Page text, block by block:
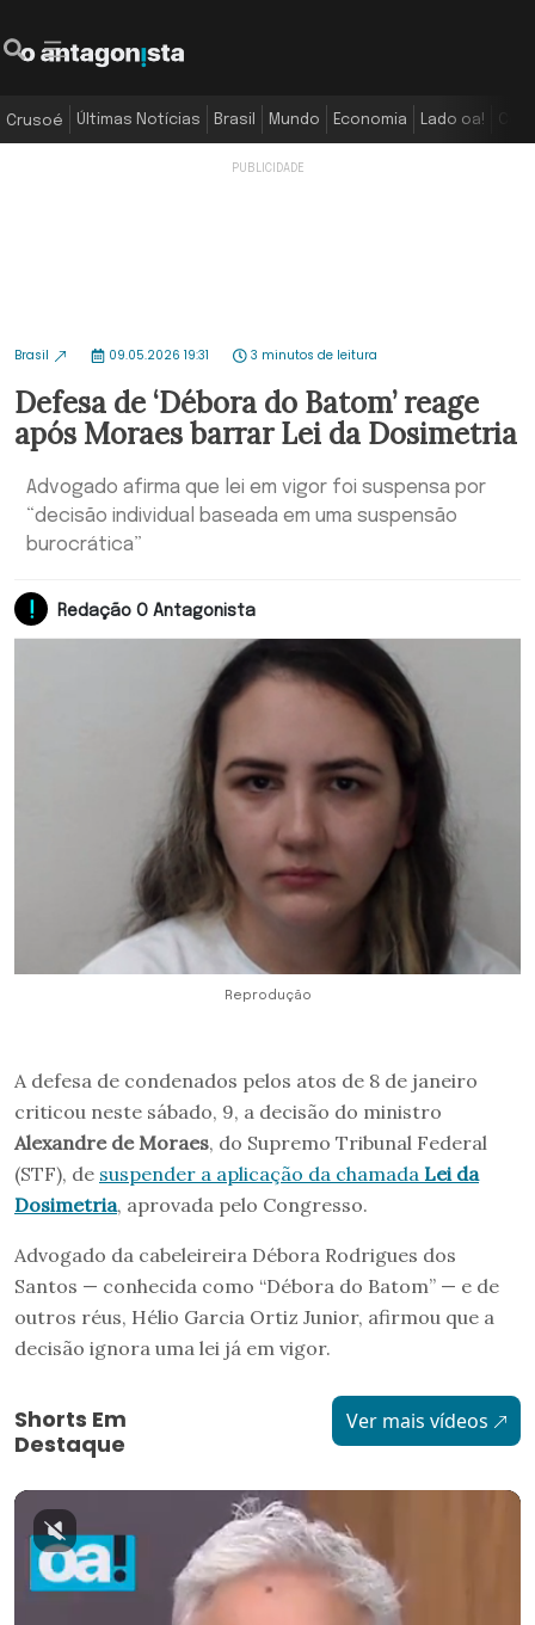
Crusoé Últimas Notícias Brasil Mundo Economia Lado oa!
Brasil 09.05.2026 19:31 3 minutos de leitura
Defesa de ‘Débora do Batom’ reage
após Moraes barrar Lei da Dosimetria
Advogado afirma que lei em vigor foi suspensa por
“decisão individual baseada em uma suspensão
burocrática”
Redação O Antagonista
Reprodução
A defesa de condenados pelos atos de 8 de janeiro
criticou neste sábado, 9, a decisão do ministro
Alexandre de Moraes, do Supremo Tribunal Federal
(STF), de suspender a aplicação da chamada Lei da
Dosimetria, aprovada pelo Congresso.
Advogado da cabeleireira Débora Rodrigues dos
Santos — conhecida como “Débora do Batom” — e de
outros réus, Hélio Garcia Ortiz Junior, afirmou que a
decisão ignora uma lei já em vigor.
Shorts Em
Destaque
Ver mais vídeos